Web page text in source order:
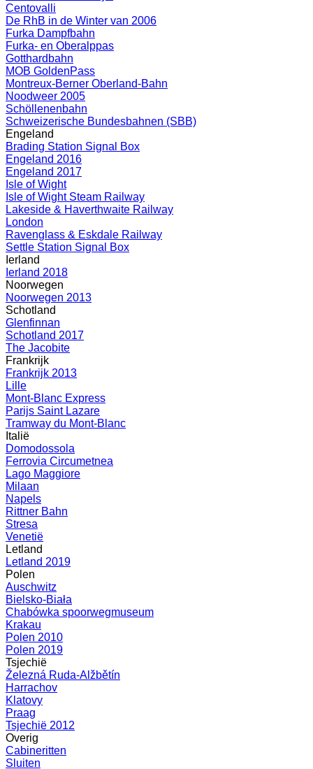
Centovalli
De RhB in de Winter van 2006
Furka Dampfbahn
Furka- en Oberalppas
Gotthardbahn
MOB GoldenPass
Montreux-Berner Oberland-Bahn
Noodweer 2005
Schöllenenbahn
Schweizerische Bundesbahnen (SBB)
Engeland
Brading Station Signal Box
Engeland 2016
Engeland 2017
Isle of Wight
Isle of Wight Steam Railway
Lakeside & Haverthwaite Railway
London
Ravenglass & Eskdale Railway
Settle Station Signal Box
Ierland
Ierland 2018
Noorwegen
Noorwegen 2013
Schotland
Glenfinnan
Schotland 2017
The Jacobite
Frankrijk
Frankrijk 2013
Lille
Mont-Blanc Express
Parijs Saint Lazare
Tramway du Mont-Blanc
Italië
Domodossola
Ferrovia Circumetnea
Lago Maggiore
Milaan
Napels
Rittner Bahn
Stresa
Venetië
Letland
Letland 2019
Polen
Auschwitz
Bielsko-Biała
Chabówka spoorwegmuseum
Krakau
Polen 2010
Polen 2019
Tsjechië
Železná Ruda-Alžbětín
Harrachov
Klatovy
Praag
Tsjechië 2012
Overig
Cabineritten
Sluiten